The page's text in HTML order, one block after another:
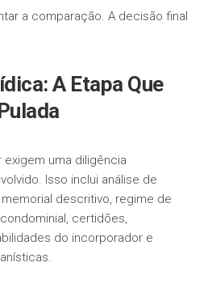
a comparação. A decisão final
A Etapa Que
uma diligência
Isso inclui análise de
descritivo, regime de
certidões,
do incorporador e